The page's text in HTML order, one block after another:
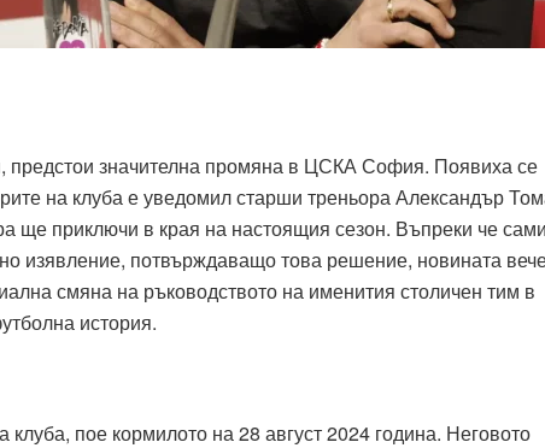
значителна промяна в ЦСКА София. Появиха се
на клуба е уведомил старши треньора Александър
ще приключи в края на настоящия сезон. Въпреки че
изявление, потвърждаващо това решение, новината
смяна на ръководството на именития столичен тим в
история.
пое кормилото на 28 август 2024 година. Неговото